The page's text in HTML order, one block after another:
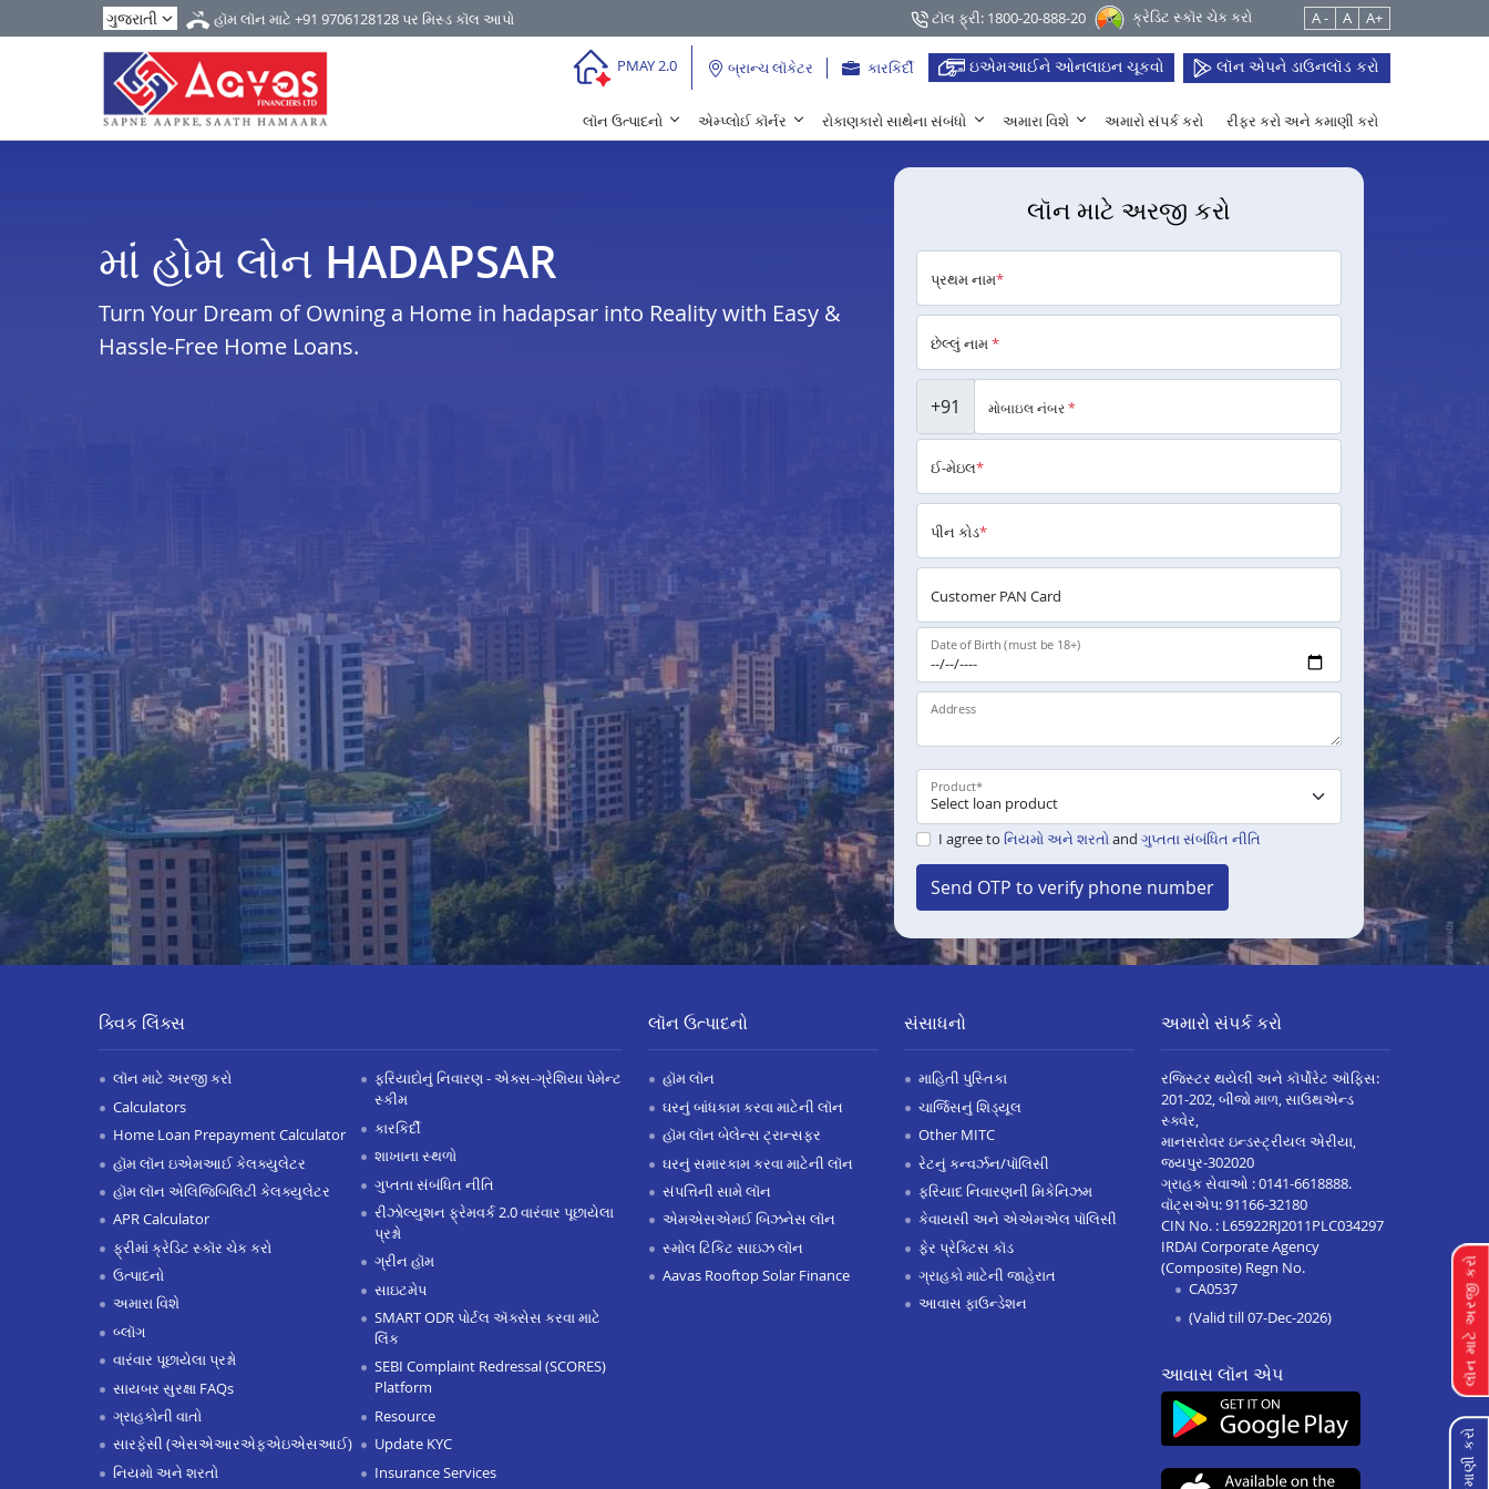
હૉમ લૉન માટે +91 9706128128પર મિસ્ડ કૉલ આપો ટૉલ ફ્રી: 1800-20-888-20 ક્રેડિટ સ્કૉર ચેક કરો A - A A+
PMAY 2.0 બ્રાન્ચ લૉકેટર કારકિર્દી ઇએમઆઈને ઓનલાઇન ચૂકવો લૉન એપને ડાઉનલૉડ કરો
લૉન ઉત્પાદનો એમ્પ્લોઈ કૉર્નર રોકાણકારો સાથેના સંબંધો અમારા વિશે અમારો સંપર્ક કરો રીફર કરો અને કમાણી કરો
માં હોમ લોન HADAPSAR
Turn Your Dream of Owning a Home in hadapsar into Reality with Easy &
Hassle-Free Home Loans.
લૉન માટે અરજી કરો
પ્રથમ નામ*
છેલ્લું નામ*
+91 મોબાઇલ નંબર*
ઈ-મેઇલ*
પીન કોડ*
Customer PAN Card
Date of Birth (must be 18+)
Address
Product*
I agree to નિયમો અને શરતો and ગુપ્તતા સંબંધિત નીતિ
Send OTP to verify phone number
લૉન માટે અરજી કરો
ક્વિક લિંક્સ
લૉન માટે અરજી કરો
Calculators
Home Loan Prepayment Calculator
હૉમ લૉન ઇએમઆઈ કેલક્યુલેટર
હૉમ લૉન એલિજિબિલિટી કેલક્યુલેટર
APR Calculator
ફ્રીમાં ક્રેડિટ સ્કૉર ચેક કરો
ઉત્પાદનો
અમારા વિશે
બ્લૉગ
વારંવાર પૂછાયેલા પ્રશ્નો
સાયબર સુરક્ષા FAQs
ગ્રાહકોની વાતો
સારફેસી (એસએઆરએફએઇએસઆઈ)
નિયમો અને શરતો
ફરિયાદોનું નિવારણ - એક્સ-ગ્રેશિયા પેમેન્ટ
સ્કીમ
કારકિર્દી
શાખાના સ્થળો
ગુપ્તતા સંબંધિત નીતિ
રીઝોલ્યુશન ફ્રેમવર્ક 2.0 વારંવાર પૂછાયેલા
પ્રશ્નો
ગ્રીન હૉમ
સાઇટમેપ
SMART ODR પોર્ટલ ઍક્સેસ કરવા માટે
લિંક
SEBI Complaint Redressal (SCORES)
Platform
Resource
Update KYC
Insurance Services
લૉન ઉત્પાદનો
હૉમ લૉન
ઘરનું બાંધકામ કરવા માટેની લૉન
હૉમ લૉન બેલેન્સ ટ્રાન્સફર
ઘરનું સમારકામ કરવા માટેની લૉન
સંપત્તિની સામે લૉન
એમએસએમઈ બિઝનેસ લૉન
સ્મોલ ટિકિટ સાઇઝ લૉન
Aavas Rooftop Solar Finance
સંસાધનો
માહિતી પુસ્તિકા
ચાર્જિસનું શિડ્યૂલ
Other MITC
રેટનું કન્વર્ઝન/પૉલિસી
ફરિયાદ નિવારણની મિકેનિઝમ
કેવાયસી અને એએમએલ પૉલિસી
ફેર પ્રેક્ટિસ કૉડ
ગ્રાહકો માટેની જાહેરાત
આવાસ ફાઉન્ડેશન
અમારો સંપર્ક કરો
રજિસ્ટર થયેલી અને કૉર્પોરેટ ઑફિસ:
201-202, બીજો માળ, સાઉથએન્ડ
સ્ક્વેર,
માનસરોવર ઇન્ડસ્ટ્રીયલ એરીયા,
જયપુર-302020
ગ્રાહક સેવાઓ :0141-6618888.
વૉટ્સએપ:91166-32180
CIN No. : L65922RJ2011PLC034297
IRDAI Corporate Agency
(Composite) Regn No.
CA0537
(Valid till 07-Dec-2026)
આવાસ લૉન એપ